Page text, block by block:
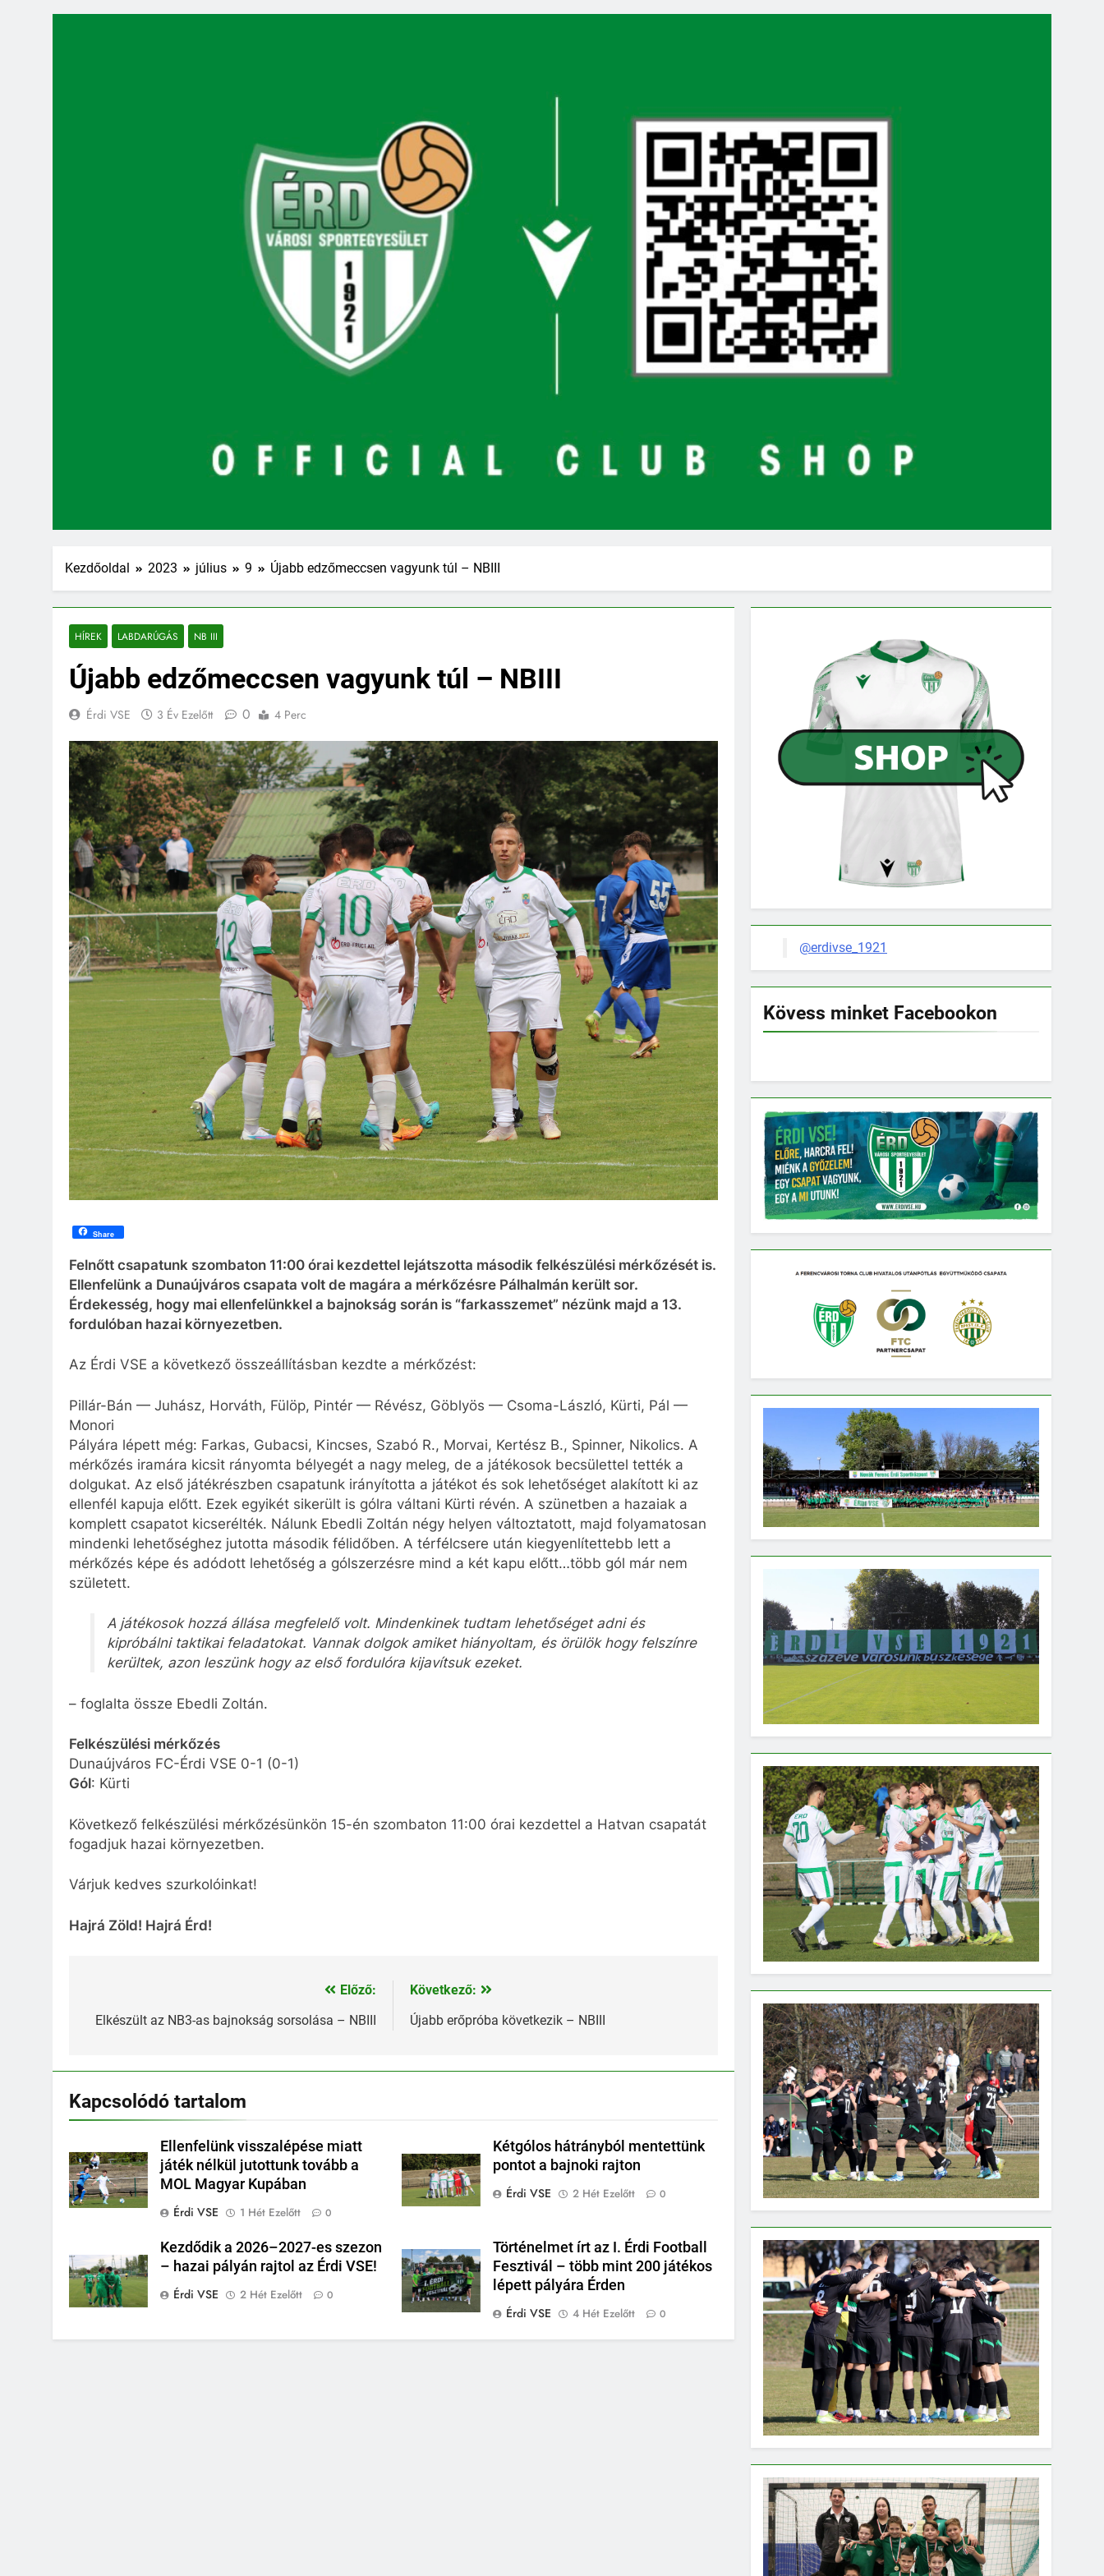
Kezdőoldal 2023 július 9 Újabb edzőmeccsen vagyunk túl – NBIII
HÍREK LABDARÚGÁS NB III
Újabb edzőmeccsen vagyunk túl – NBIII
Érdi VSE 3 Év Ezelőtt 0 4 Perc
Share
Felnőtt csapatunk szombaton 11:00 órai kezdettel lejátszotta második felkészülési mérkőzését is.
Ellenfelünk a Dunaújváros csapata volt de magára a mérkőzésre Pálhalmán került sor.
Érdekesség, hogy mai ellenfelünkkel a bajnokság során is “farkasszemet” nézünk majd a 13.
fordulóban hazai környezetben.
Az Érdi VSE a következő összeállításban kezdte a mérkőzést:
Pillár-Bán — Juhász, Horváth, Fülöp, Pintér — Révész, Göblyös — Csoma-László, Kürti, Pál —
Monori
Pályára lépett még: Farkas, Gubacsi, Kincses, Szabó R., Morvai, Kertész B., Spinner, Nikolics. A
mérkőzés iramára kicsit rányomta bélyegét a nagy meleg, de a játékosok becsülettel tették a
dolgukat. Az első játékrészben csapatunk irányította a játékot és sok lehetőséget alakított ki az
ellenfél kapuja előtt. Ezek egyikét sikerült is gólra váltani Kürti révén. A szünetben a hazaiak a
komplett csapatot kicserélték. Nálunk Ebedli Zoltán négy helyen változtatott, majd folyamatosan
mindenki lehetőséghez jutotta második félidőben. A térfélcsere után kiegyenlítettebb lett a
mérkőzés képe és adódott lehetőség a gólszerzésre mind a két kapu előtt…több gól már nem
született.
A játékosok hozzá állása megfelelő volt. Mindenkinek tudtam lehetőséget adni és
kipróbálni taktikai feladatokat. Vannak dolgok amiket hiányoltam, és örülök hogy felszínre
kerültek, azon leszünk hogy az első fordulóra kijavítsuk ezeket.
– foglalta össze Ebedli Zoltán.
Felkészülési mérkőzés
Dunaújváros FC-Érdi VSE 0-1 (0-1)
Gól: Kürti
Következő felkészülési mérkőzésünkön 15-én szombaton 11:00 órai kezdettel a Hatvan csapatát
fogadjuk hazai környezetben.
Várjuk kedves szurkolóinkat!
Hajrá Zöld! Hajrá Érd!
navigáció
Előző:
Elkészült az NB3-as bajnokság sorsolása – NBIII
Következő:
Újabb erőpróba következik – NBIII
Kapcsolódó tartalom
Ellenfelünk visszalépése miatt
játék nélkül jutottunk tovább a
MOL Magyar Kupában
Érdi VSE
1 Hét Ezelőtt 0
Kétgólos hátrányból mentettünk
pontot a bajnoki rajton
Érdi VSE
2 Hét Ezelőtt 0
Kezdődik a 2026–2027-es szezon
– hazai pályán rajtol az Érdi VSE!
Érdi VSE
2 Hét Ezelőtt 0
Történelmet írt az I. Érdi Football
Fesztivál – több mint 200 játékos
lépett pályára Érden
Érdi VSE
4 Hét Ezelőtt 0
@erdivse_1921
Kövess minket Facebookon